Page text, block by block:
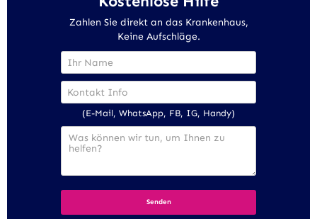
Zahlen Sie direkt an das Krankenhaus,
Keine Aufschläge.
(E-Mail, WhatsApp, FB, IG, Handy)